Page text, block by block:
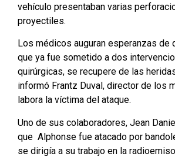
vehículo presentaban varias
proyectiles.
Los médicos auguran esperanzas de
que ya fue sometido a dos
quirúrgicas, se recupere de las
informó Frantz Duval, director de los
labora la víctima del ataque.
Uno de sus colaboradores, Jean
que Alphonse fue atacado por
se dirigía a su trabajo en la